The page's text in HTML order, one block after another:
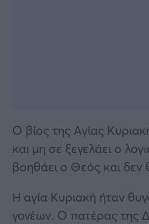
Ο βίος της Αγίας
και μη σε ξεγελάει ο
βοηθάει ο Θεός και δεν
Η αγία Κυριακή ήταν
γονέων. Ο πατέρας της